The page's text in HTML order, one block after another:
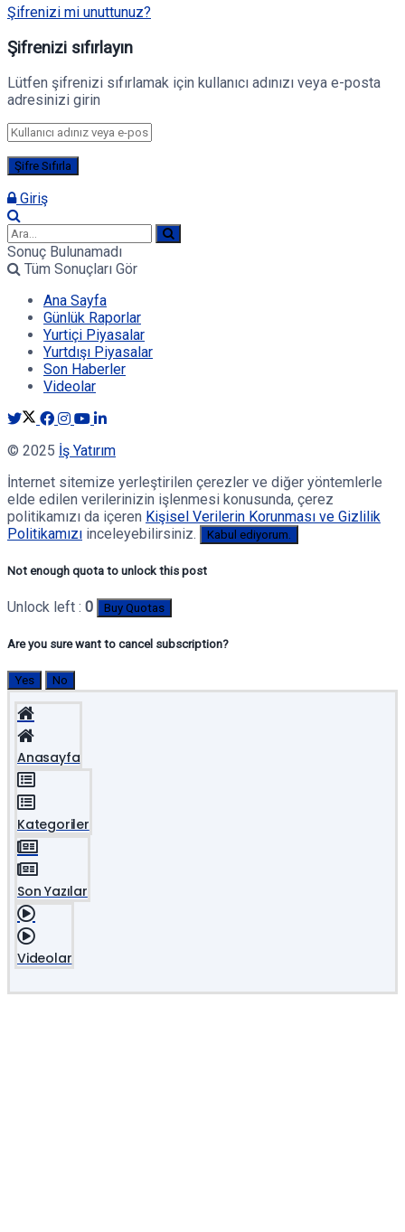
Şifrenizi mi unuttunuz?
Şifrenizi sıfırlayın
Lütfen şifrenizi sıfırlamak için kullanıcı adınızı veya e-posta
adresinizi girin
Giriş
Sonuç Bulunamadı
Tüm Sonuçları Gör
Ana Sayfa
Günlük Raporlar
Yurtiçi Piyasalar
Yurtdışı Piyasalar
Son Haberler
Videolar
© 2025 İş Yatırım
İnternet sitemize yerleştirilen çerezler ve diğer yöntemlerle
elde edilen verilerinizin işlenmesi konusunda, çerez
politikamızı da içeren Kişisel Verilerin Korunması ve Gizlilik
Politikamızı inceleyebilirsiniz. Kabul ediyorum.
Not enough quota to unlock this post
Unlock left : 0 Buy Quotas
Are you sure want to cancel subscription?
Yes No
Anasayfa
Kategoriler
Son Yazılar
Videolar